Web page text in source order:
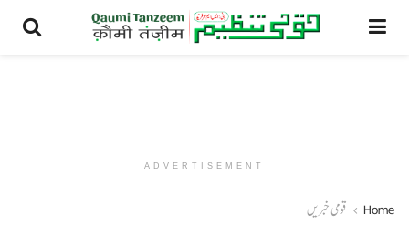
ADVERTISEMENT
Home قومی خبریں